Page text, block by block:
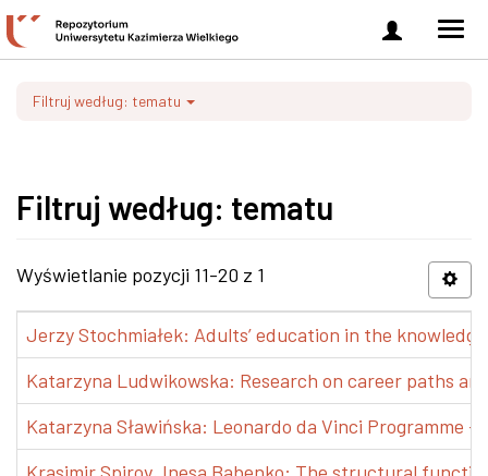
Zaloguj
się
Filtruj według: tematu
Filtruj według: tematu
Wyświetlanie pozycji 11-20 z 1
Jerzy Stochmiałek: Adults’ education in the
Katarzyna Ludwikowska: Research on career paths
Katarzyna Sławińska: Leonardo da Vinci Programme